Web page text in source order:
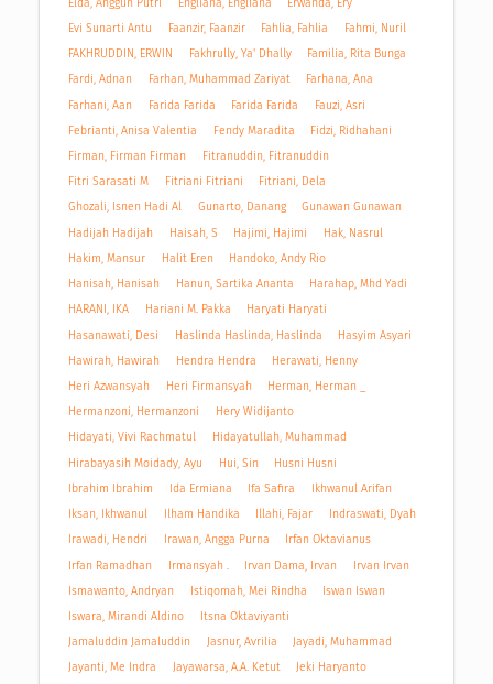
Evi Sunarti Antu
Faanzir, Faanzir Fahlia, Fahlia
Fahmi, Nuril
FAKHRUDDIN, ERWIN
Fakhrully, Ya' Dhally
Familia, Rita Bunga
Fardi, Adnan
Farhan, Muhammad Zariyat
Farhana, Ana
Farhani, Aan
Farida Farida Farida Farida
Fauzi, Asri
Febrianti, Anisa Valentia
Fendy Maradita
Fidzi, Ridhahani
Firman, Firman Firman
Fitranuddin, Fitranuddin
Fitri Sarasati M
Fitriani Fitriani
Fitriani, Dela
Ghozali, Isnen Hadi Al
Gunarto, Danang
Gunawan Gunawan
Hadijah Hadijah
Haisah, S Hajimi, Hajimi
Hak, Nasrul
Hakim, Mansur
Halit Eren
Handoko, Andy Rio
Hanisah, Hanisah
Hanun, Sartika Ananta
Harahap, Mhd Yadi
HARANI, IKA
Hariani M. Pakka
Haryati Haryati
Hasanawati, Desi
Haslinda Haslinda, Haslinda
Hasyim Asyari
Hawirah, Hawirah
Hendra Hendra
Herawati, Henny
Heri Azwansyah
Heri Firmansyah
Herman, Herman _
Hermanzoni, Hermanzoni
Hery Widijanto
Hidayati, Vivi Rachmatul
Hidayatullah, Muhammad
Hirabayasih Moidady, Ayu
Hui, Sin
Husni Husni
Ibrahim Ibrahim
Ida Ermiana Ifa Safira
Ikhwanul Arifan
Iksan, Ikhwanul
Ilham Handika Illahi, Fajar
Indraswati, Dyah
Irawadi, Hendri
Irawan, Angga Purna
Irfan Oktavianus
Irfan Ramadhan
Irmansyah . Irvan Dama, Irvan
Irvan Irvan
Ismawanto, Andryan
Istiqomah, Mei Rindha
Iswan Iswan
Iswara, Mirandi Aldino
Itsna Oktaviyanti
Jamaluddin Jamaluddin
Jasnur, Avrilia
Jayadi, Muhammad
Jayanti, Me Indra
Jayawarsa, A.A. Ketut
Jeki Haryanto